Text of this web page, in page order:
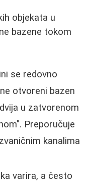
objekata u
bazene tokom
se redovno
otvoreni bazen
u zatvorenom
Preporučuje
kanalima
varira, a često